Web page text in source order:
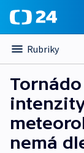
Rubriky
nemá